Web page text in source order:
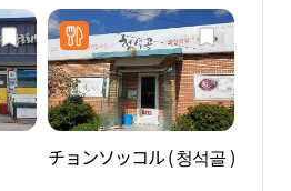
チョンソッコル ( 청석골 )